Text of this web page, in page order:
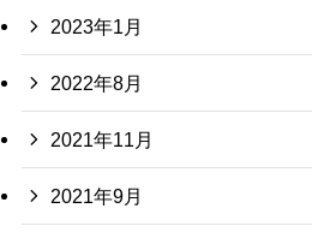
2023年1月
2022年8月
2021年11月
2021年9月